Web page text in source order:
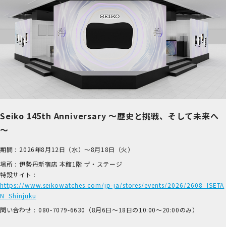
Seiko 145th Anniversary ～歴史と挑戦、そして未来へ
～
期間 : 2026年8月12日（水）～8月18日（火）
場所 : 伊​勢丹新宿店 本​館1階 ザ​・ステージ
特設サイト :
https://www.seikowatches.com/jp-ja/stores/events/2026/2608_ISETA
N_Shinjuku
問い合わせ : 0​80-7​079-6​630（8月6日～18日の1​0:00～2​0:00のみ）